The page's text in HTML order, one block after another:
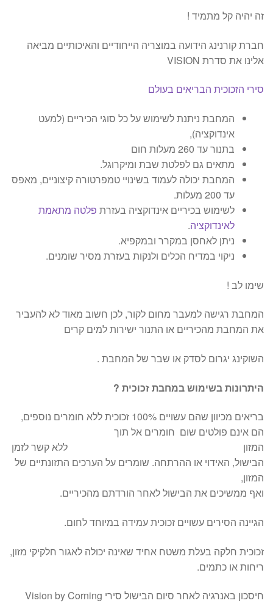
זה יהיה קל מתמיד !
חברת קורנינג הידועה במוצריה הייחודיים והאיכותיים מביאה
אלינו את סדרת VISION
סירי הזכוכית הבריאים בעולם
המחבת ניתנת לשימוש על כל סוגי הכיריים (למעט
אינדוקציה),
בתנור עד 260 מעלות חום
מתאים גם לפלטת שבת ומיקרוגל.
המחבת יכולה לעמוד בשינויי טמפרטורה קיצוניים, מאפס
עד 200 מעלות.
לשימוש בכיריים אינדוקציה בעזרת פלטה מתאמת
לאינדוקציה.
ניתן לאחסן במקרר ובמקפיא.
ניקוי במדיח הכלים ולנקות בעזרת מסיר שומנים.
שימו לב !
המחבת רגישה למעבר מחום לקור, לכן חשוב מאוד לא להעביר
את המחבת מהכיריים או התנור ישירות למים קרים
השוקינג יגרום לסדק או שבר של המחבת .
היתרונות בשימוש במחבת זכוכית ?
בריאים מכיוון שהם עשויים 100% זכוכית ללא חומרים נוספים,
הם אינם פולטים שום חומרים אל תוך
המזון ללא קשר לזמן
הבישול, האידוי או ההרתחה. שומרים על הערכים התזונתיים של
המזון,
ואף ממשיכים את הבישול לאחר הורדתם מהכיריים.
הגיינה הסירים עשויים זכוכית עמידה במיוחד לחום.
זכוכית חלקה בעלת משטח אחיד שאינה יכולה לאגור חלקיקי מזון,
ריחות או כתמים.
חיסכון באנרגיה לאחר סיום הבישול סירי Vision by Corning